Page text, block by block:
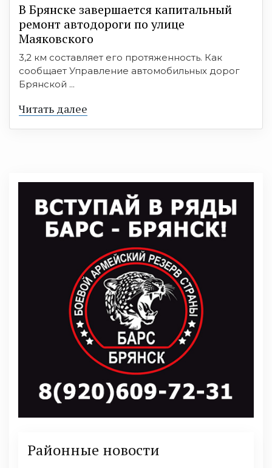
В Брянске завершается капитальный
ремонт автодороги по улице
Маяковского
3,2 км составляет его протяженность. Как
сообщает Управление автомобильных дорог
Брянской ...
Читать далее
Районные новости